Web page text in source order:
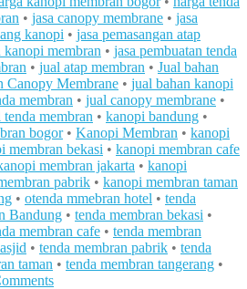
• jasa canopy membrane • jasa
kanopi • jasa pemasangan atap
kanopi membran • jasa pembuatan tenda
• jual atap membran • Jual bahan
Canopy Membrane • jual bahan kanopi
membran • jual canopy membrane •
tenda membran • kanopi bandung •
bogor• Kanopi Membran • kanopi
membran bekasi • kanopi membran cafe
membran jakarta • kanopi
pabrik • kanopi membran taman
• otenda mmebran hotel • tenda
Bandung • tenda membran bekasi •
membran cafe • tenda membran
• tenda membran pabrik • tenda
taman • tenda membran tangerang •